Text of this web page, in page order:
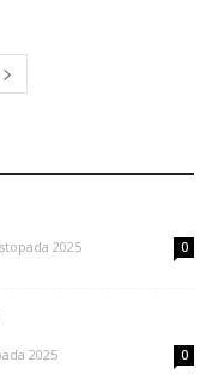
2025 0
2025 0